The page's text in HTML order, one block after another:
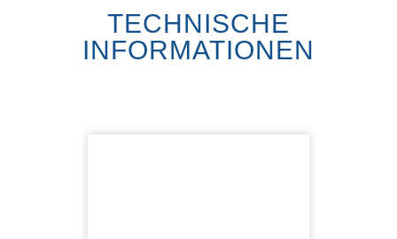
TECHNISCHE
INFORMATIONEN